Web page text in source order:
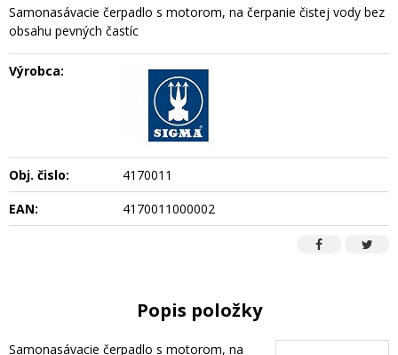
Samonasávacie čerpadlo s motorom, na čerpanie čistej vody bez
obsahu pevných častíc
Výrobca:
Obj. čislo:
4170011
EAN:
4170011000002
Popis položky
Samonasávacie čerpadlo s motorom, na